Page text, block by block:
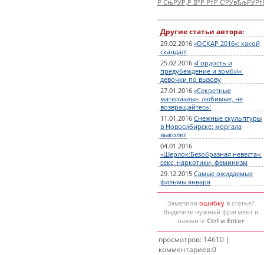
Р СњРЎР‚Р В°Р Р†Р
Другие статьи автора:
29.02.2016 «ОСКАР 2016»: какой
скандал!
25.02.2016 «Гордость и
предубеждение и зомби»:
девочки по вызову
27.01.2016 «Секретные
материалы»: любимые, не
возвращайтесь!
11.01.2016 Снежные скульптуры
в Новосибирске: моргала
выколю!
04.01.2016
«Шерлок:Безобразная невеста»:
секс, наркотики, феминизм
29.12.2015 Самые ожидаемые
фильмы января
Заметили ошибкув статье?
Выделите нужный фрагмент и
нажмите Ctrl и Enter
просмотров: 14610 |
комментариев:0